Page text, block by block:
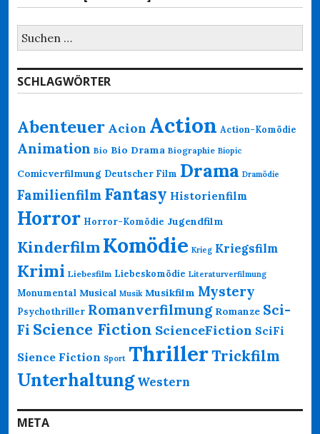
Suchen
nach:
SCHLAGWÖRTER
Abenteuer Acion Action Action-Komödie
Animation Bio Bio Drama Biographie Biopic
Comicverfilmung Deutscher Film Drama Dramödie
Familienfilm Fantasy Historienfilm
Horror Horror-Komödie Jugendfilm
KinderfilmKomödie Krieg Kriegsfilm
Krimi Liebesfilm Liebeskomödie Literaturverfilmung
Monumental Musical Musik Musikfilm Mystery
Psychothriller Romanverfilmung Romanze Sci-
Fi Science Fiction ScienceFiction SciFi
Sience Fiction Sport ThrillerTrickfilm
Unterhaltung Western
META